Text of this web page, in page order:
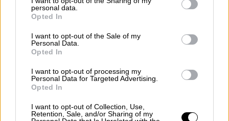
grant or deny consent to Google and its third-party tags to
use your data for below specified purposes in below Google
consent section.
personal data.
Opted In
I want to opt-out of the Sale of my
Personal Data.
Opted In
I want to opt-out of processing my
Personal Data for Targeted Advertising.
Opted In
I want to opt-out of Collection, Use,
Retention, Sale, and/or Sharing of my
τους 34 με 36 βαθμούς, στα υπόλοιπα
ηπειρωτικά τους 36 με 37 και τοπικά τους
38 βαθμούς και στην υπόλοιπη νησιωτική
χώρα τους 31 με 33 βαθμούς Κελσίου.
Η πρόγνωση από την ΕΜΥ
ΑΤΤΙΚΗ
Καιρός: Γενικά αίθριος.